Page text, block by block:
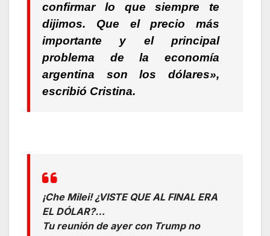
confirmar lo que siempre te
dijimos. Que el precio más
importante y el principal
problema de la economía
argentina son los dólares»,
escribió Cristina.
¡Che Milei! ¿VISTE QUE AL FINAL ERA
EL DÓLAR?…
Tu reunión de ayer con Trump no